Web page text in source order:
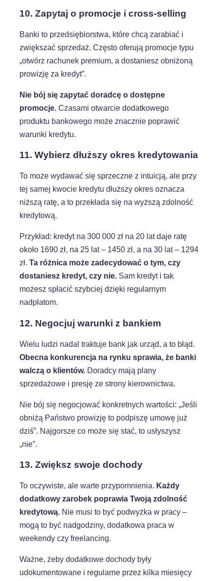
10. Zapytaj o promocje i cross-selling
Banki to przedsiębiorstwa, które chcą zarabiać i
zwiększać sprzedaż. Często oferują promocje typu
„otwórz rachunek premium, a dostaniesz obniżoną
prowizję za kredyt”.
Nie bój się zapytać doradcę o dostępne
promocje. Czasami otwarcie dodatkowego
produktu bankowego może znacznie poprawić
warunki kredytu.
11. Wybierz dłuższy okres kredytowania
To może wydawać się sprzeczne z intuicją, ale przy
tej samej kwocie kredytu dłuższy okres oznacza
niższą ratę, a to przekłada się na wyższą zdolność
kredytową.
Przykład: kredyt na 300 000 zł na 20 lat daje ratę
około 1690 zł, na 25 lat – 1450 zł, a na 30 lat – 1294
zł. Ta różnica może zadecydować o tym, czy
dostaniesz kredyt, czy nie. Sam kredyt i tak
możesz spłacić szybciej dzięki regularnym
nadpłatom.
12. Negocjuj warunki z bankiem
Wielu ludzi nadal traktuje bank jak urząd, a to błąd.
Obecna konkurencja na rynku sprawia, że banki
walczą o klientów. Doradcy mają plany
sprzedażowe i presję ze strony kierownictwa.
Nie bój się negocjować konkretnych wartości: „Jeśli
obniżą Państwo prowizję to podpiszę umowę już
dziś”. Najgorsze co może się stać, to usłyszysz
„nie”.
13. Zwiększ swoje dochody
To oczywiste, ale warte przypomnienia. Każdy
dodatkowy zarobek poprawia Twoją zdolność
kredytową. Nie musi to być podwyżka w pracy –
mogą to być nadgodziny, dodatkowa praca w
weekendy czy freelancing.
Ważne, żeby dodatkowe dochody były
udokumentowane i regularne przez kilka miesięcy
Ustawienia ciasteczek
ciasteczkach i po co je zbieramy.
Nie na wszystkie musisz się zgodzić.
Oświadczenie o prywatności
Rozumiem